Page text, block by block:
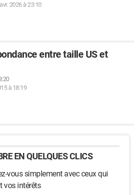
2026 à 23:10
entre taille US et
à 18:19
EN QUELQUES CLICS
vous simplement avec ceux qui
vos intérêts